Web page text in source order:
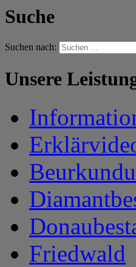
Suche
Suchen nach:
Unsere
Friedwald